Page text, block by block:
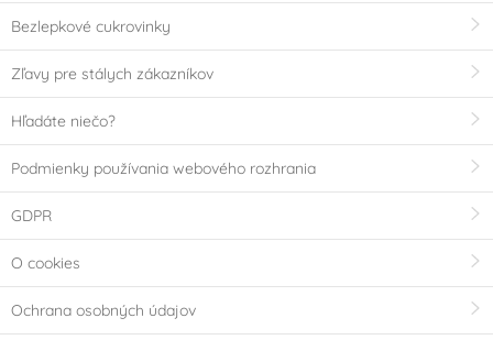
Bezlepkové cukrovinky
Zľavy pre stálych zákazníkov
Hľadáte niečo?
Podmienky používania webového rozhrania
GDPR
O cookies
Ochrana osobných údajov